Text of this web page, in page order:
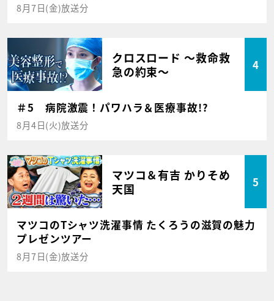
8月7日(金)放送分
クロスロード ～救命救
急の約束～
4
＃5 病院激震！パワハラ＆医療事故!?
8月4日(火)放送分
マツコ＆有吉 かりそめ
天国
5
マツコのTシャツ洗濯事情 たくろうの滋賀の魅力
プレゼンツアー
8月7日(金)放送分